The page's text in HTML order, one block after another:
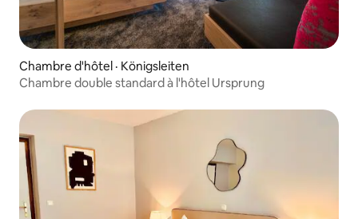
Chambre d'hôtel · Königsleiten
Chambre double standard à l'hôtel Ursprung